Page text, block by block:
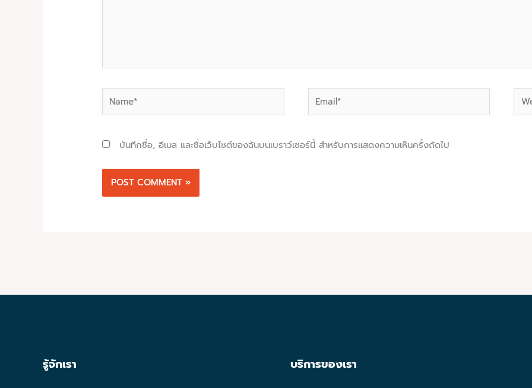
Name* Email*
บันทึกชื่อ, อีเมล และชื่อเว็บไซต์ของฉันบนเบราว์เซอร์นี้ สำหรับการแสดงความเห็นครั้งถัดไป
รู้จักเรา บริการของเรา